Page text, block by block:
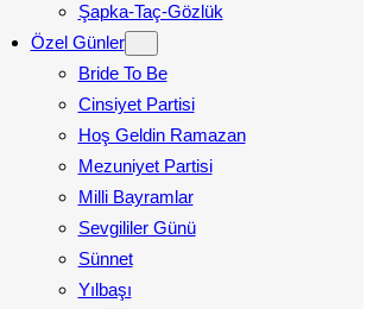
Şapka-Taç-Gözlük
Özel Günler
Bride To Be
Cinsiyet Partisi
Hoş Geldin Ramazan
Mezuniyet Partisi
Milli Bayramlar
Sevgililer Günü
Sünnet
Yılbaşı